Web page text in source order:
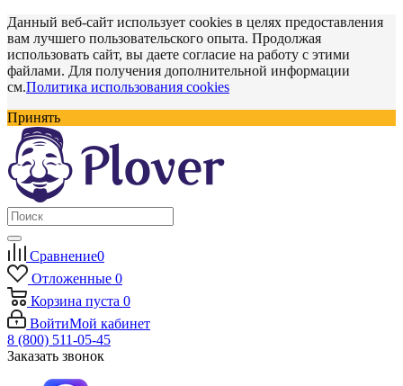
Данный веб-сайт использует cookies в целях предоставления
вам лучшего пользовательского опыта. Продолжая
использовать сайт, вы даете согласие на работу с этими
файлами. Для получения дополнительной информации
см.Политика использования cookies
Принять
Сравнение0
Отложенные 0
Корзина пуста 0
ВойтиМой кабинет
8 (800) 511-05-45
Заказать звонок